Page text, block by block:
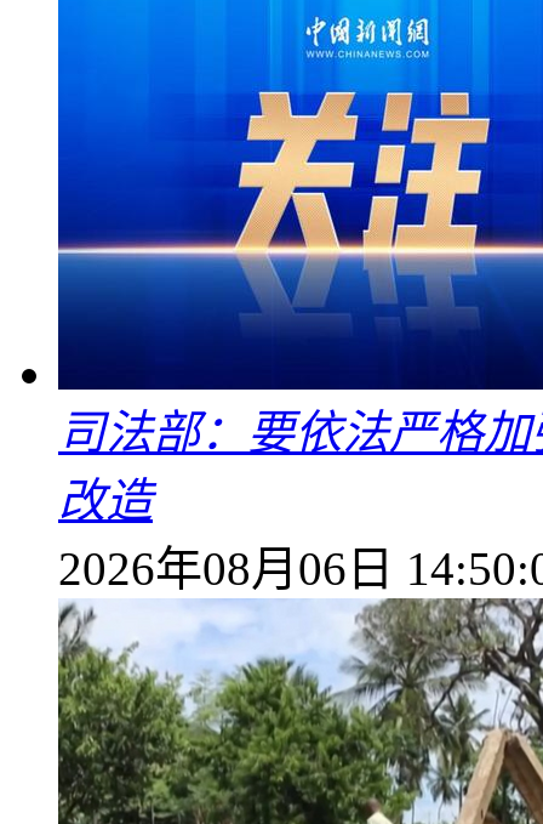
司法部：要依法严格
改造
2026年08月06日